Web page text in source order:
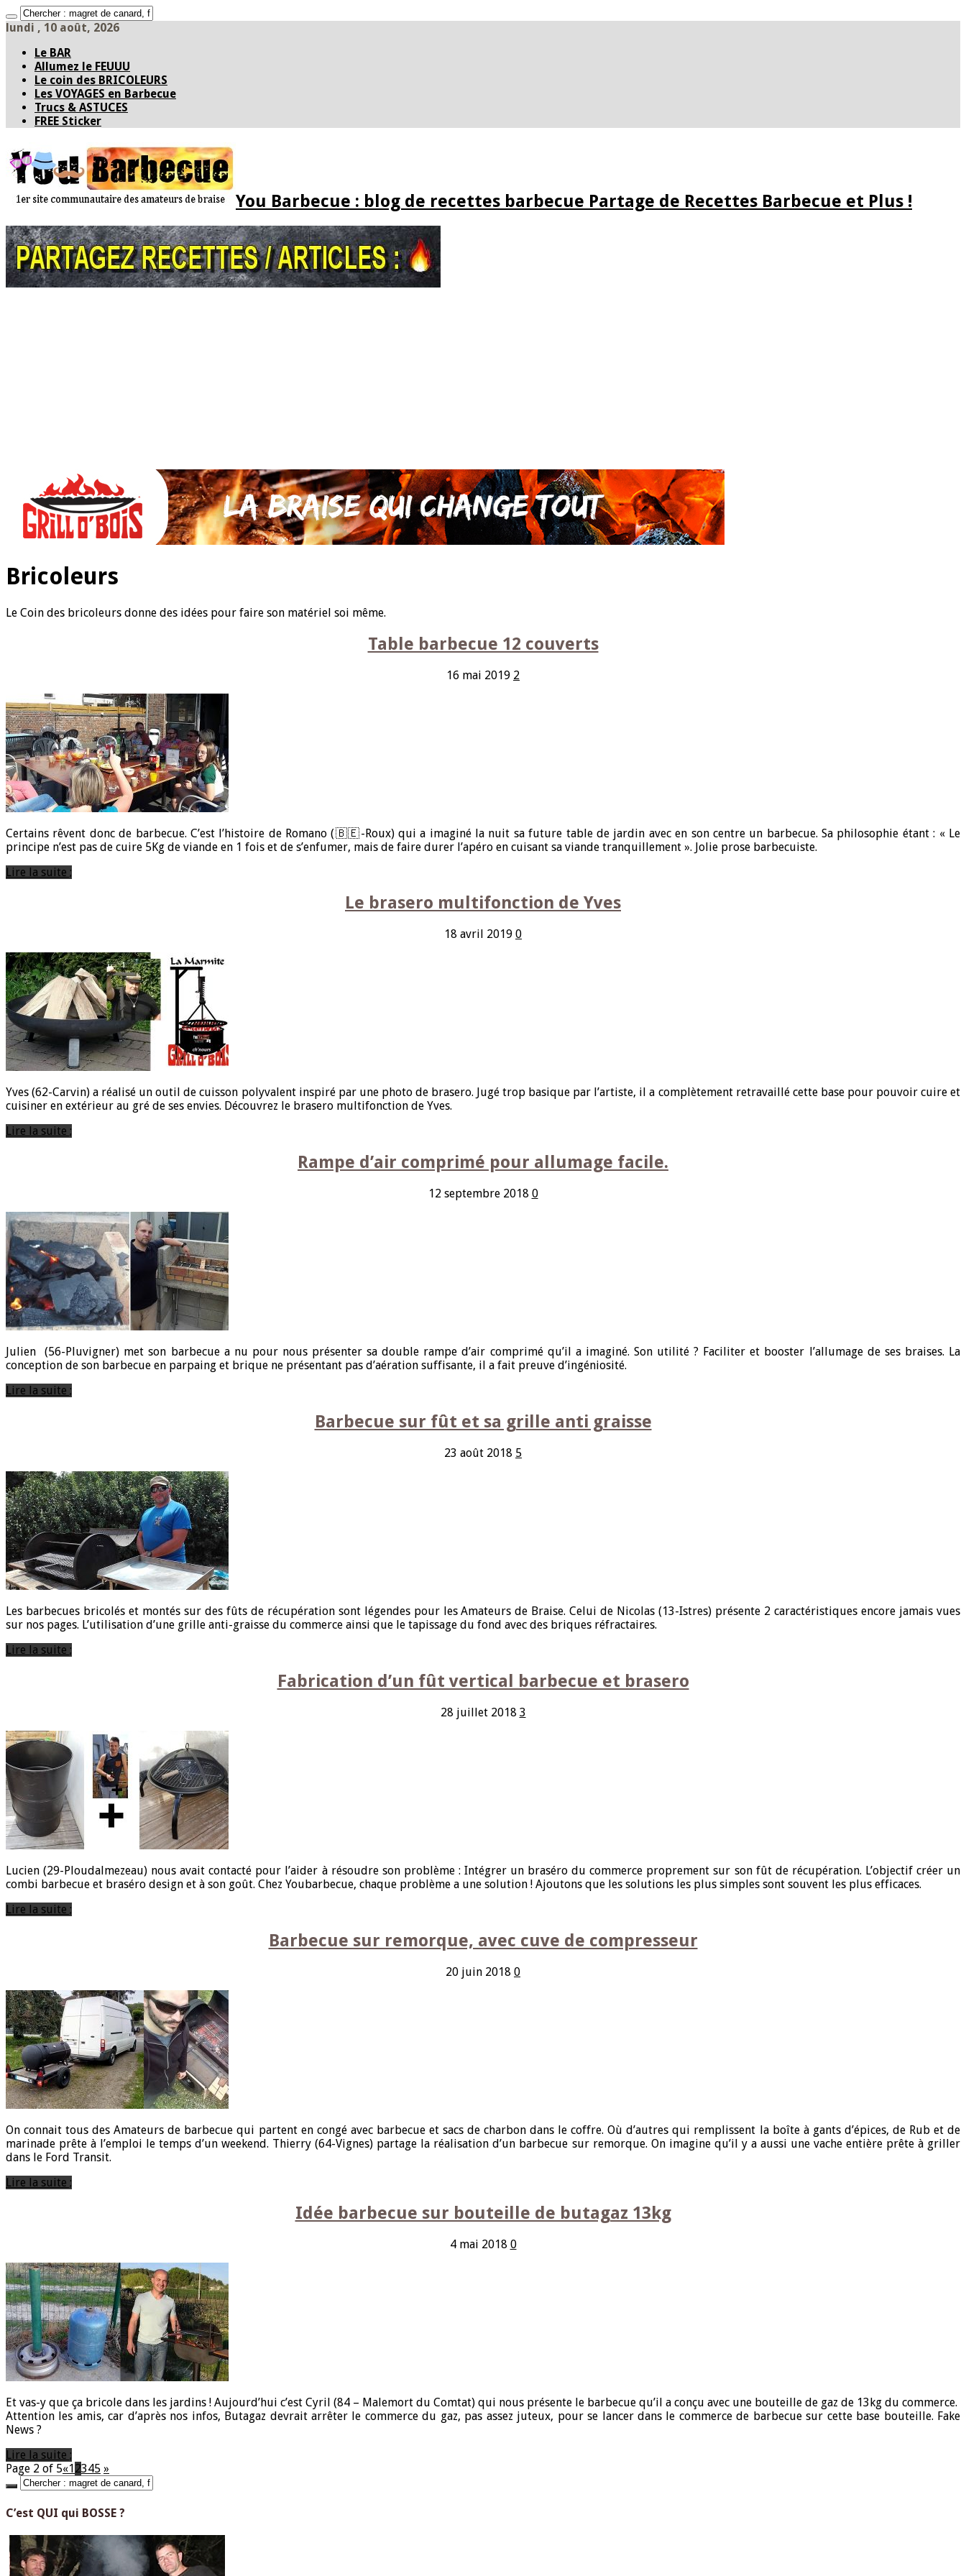
lundi , 10 août, 2026
Le BAR
Allumez le FEUUU
Le coin des BRICOLEURS
Les VOYAGES en Barbecue
Trucs & ASTUCES
FREE Sticker
You Barbecue : blog de recettes barbecue Partage de Recettes Barbecue et Plus !
Bricoleurs
Le Coin des bricoleurs donne des idées pour faire son matériel soi même.
Table barbecue 12 couverts
16 mai 2019 2
Certains rêvent donc de barbecue. C’est l’histoire de Romano (🇧🇪-Roux) qui a imaginé la nuit sa future table de jardin avec en son centre un barbecue. Sa philosophie étant : « Le
principe n’est pas de cuire 5Kg de viande en 1 fois et de s’enfumer, mais de faire durer l’apéro en cuisant sa viande tranquillement ». Jolie prose barbecuiste.
Lire la suite ;
Le brasero multifonction de Yves
18 avril 2019 0
Yves (62-Carvin) a réalisé un outil de cuisson polyvalent inspiré par une photo de brasero. Jugé trop basique par l’artiste, il a complètement retravaillé cette base pour pouvoir cuire et
cuisiner en extérieur au gré de ses envies. Découvrez le brasero multifonction de Yves.
Lire la suite ;
Rampe d’air comprimé pour allumage facile.
12 septembre 2018 0
Julien (56-Pluvigner) met son barbecue a nu pour nous présenter sa double rampe d’air comprimé qu’il a imaginé. Son utilité ? Faciliter et booster l’allumage de ses braises. La
conception de son barbecue en parpaing et brique ne présentant pas d’aération suffisante, il a fait preuve d’ingéniosité.
Lire la suite ;
Barbecue sur fût et sa grille anti graisse
23 août 2018 5
Les barbecues bricolés et montés sur des fûts de récupération sont légendes pour les Amateurs de Braise. Celui de Nicolas (13-Istres) présente 2 caractéristiques encore jamais vues
sur nos pages. L’utilisation d’une grille anti-graisse du commerce ainsi que le tapissage du fond avec des briques réfractaires.
Lire la suite ;
Fabrication d’un fût vertical barbecue et brasero
28 juillet 2018 3
Lucien (29-Ploudalmezeau) nous avait contacté pour l’aider à résoudre son problème : Intégrer un braséro du commerce proprement sur son fût de récupération. L’objectif créer un
combi barbecue et braséro design et à son goût. Chez Youbarbecue, chaque problème a une solution ! Ajoutons que les solutions les plus simples sont souvent les plus efficaces.
Lire la suite ;
Barbecue sur remorque, avec cuve de compresseur
20 juin 2018 0
On connait tous des Amateurs de barbecue qui partent en congé avec barbecue et sacs de charbon dans le coffre. Où d’autres qui remplissent la boîte à gants d’épices, de Rub et de
marinade prête à l’emploi le temps d’un weekend. Thierry (64-Vignes) partage la réalisation d’un barbecue sur remorque. On imagine qu’il y a aussi une vache entière prête à griller
dans le Ford Transit.
Lire la suite ;
Idée barbecue sur bouteille de butagaz 13kg
4 mai 2018 0
Et vas-y que ça bricole dans les jardins ! Aujourd’hui c’est Cyril (84 – Malemort du Comtat) qui nous présente le barbecue qu’il a conçu avec une bouteille de gaz de 13kg du commerce.
Attention les amis, car d’après nos infos, Butagaz devrait arrêter le commerce du gaz, pas assez juteux, pour se lancer dans le commerce de barbecue sur cette base bouteille. Fake
News ?
Lire la suite ;
Page 2 of 5«1 2345 »
C’est QUI qui BOSSE ?